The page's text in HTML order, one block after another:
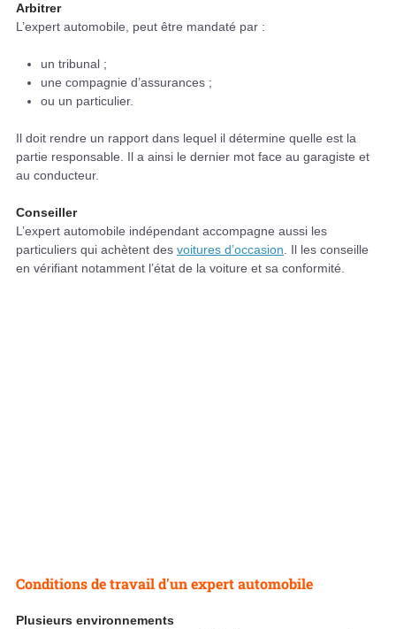
Arbitrer
L’expert automobile, peut être mandaté par :
un tribunal ;
une compagnie d’assurances ;
ou un particulier.
Il doit rendre un rapport dans lequel il détermine quelle est la
partie responsable. Il a ainsi le dernier mot face au garagiste et
au conducteur.
Conseiller
L’expert automobile indépendant accompagne aussi les
particuliers qui achètent des voitures d’occasion . Il les conseille
en vérifiant notamment l’état de la voiture et sa conformité.
Conditions de travail d'un expert automobile
Plusieurs environnements